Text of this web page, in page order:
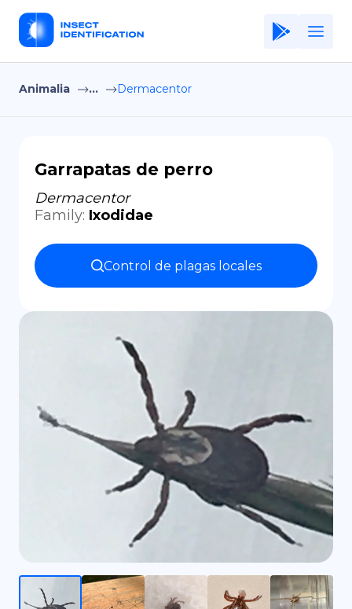
Home
Terms of Use
Privacy Policy
EN
DE
Animalia ... Dermacentor
Garrapatas de perro
Dermacentor
Family: Ixodidae
Control de plagas locales